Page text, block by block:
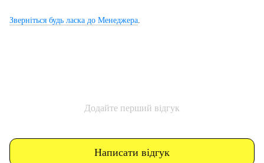
Зверніться будь ласка до Менеджера.
Додайте перший відгук
Написати відгук